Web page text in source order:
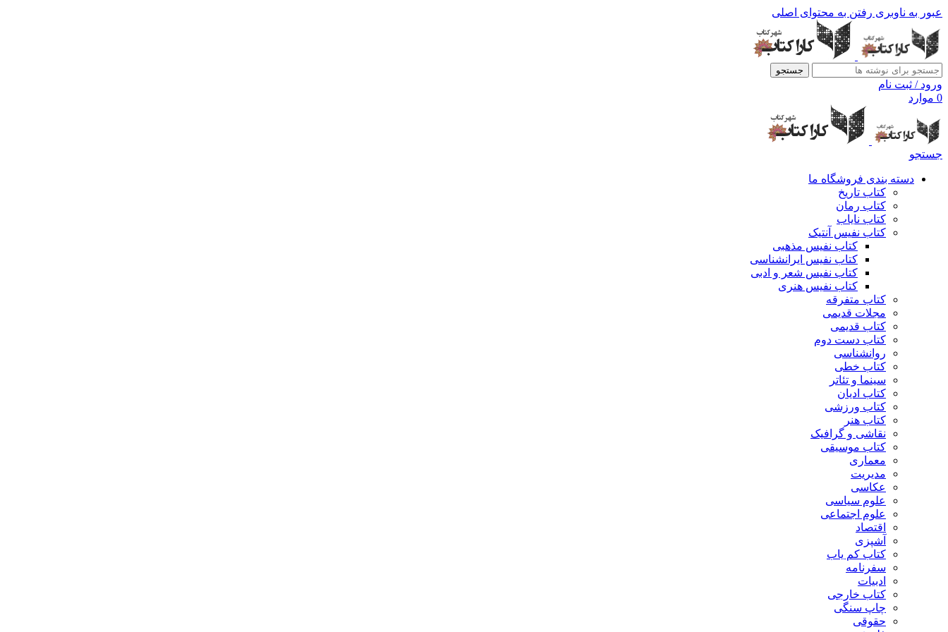
عبور به ناوبری رفتن به محتوای اصلی
جستجو
ورود / ثبت نام
0 موارد
جستجو
دسته بندی فروشگاه ما
کتاب تاریخ
کتاب رمان
کتاب نایاب
کتاب نفیس آنتیک
کتاب نفیس مذهبی
کتاب نفیس ایرانشناسی
کتاب نفیس شعر و ادبی
کتاب نفیس هنری
کتاب متفرقه
مجلات قدیمی
کتاب قدیمی
کتاب دست دوم
روانشناسی
کتاب خطی
سینما و تئاتر
کتاب ادیان
کتاب ورزشی
کتاب هنر
نقاشی و گرافیک
کتاب موسیقی
معماری
مدیریت
عکاسی
علوم سیاسی
علوم اجتماعی
اقتصاد
آشپزی
کتاب کم یاب
سفرنامه
ادبیات
کتاب خارجی
چاپ سنگی
حقوقی